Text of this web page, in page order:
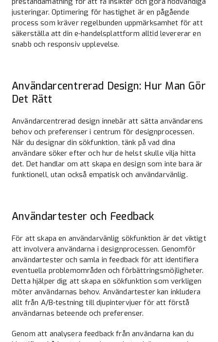
justeringar. Optimering för hastighet är en pågående
process som kräver regelbunden uppmärksamhet för att
säkerställa att din e-handelsplattform alltid levererar en
snabb och responsiv upplevelse.
Användarcentrerad Design: Hur Man Gör
Det Rätt
Användarcentrerad design innebär att sätta användarens
behov och preferenser i centrum för designprocessen.
När du designar din sökfunktion, tänk på vad dina
användare söker efter och hur de helst skulle vilja hitta
det. Det handlar om att skapa en design som inte bara är
funktionell, utan också empatisk och användarvänlig.
Användartester och Feedback
För att skapa en användarvänlig sökfunktion är det viktigt
att involvera användarna i designprocessen. Genomför
användartester och samla in feedback för att identifiera
eventuella problemområden och förbättringsmöjligheter.
Detta hjälper dig att skapa en sökfunktion som verkligen
möter användarnas behov. Användartester kan inkludera
allt från A/B-testning till djupintervjuer för att förstå
användarnas beteende och preferenser.
Genom att analysera feedback från användarna kan du